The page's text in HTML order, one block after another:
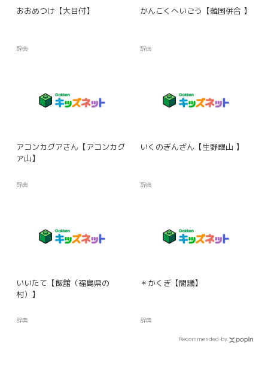
おおめつけ【大目付】
辞典
かんこくへいごう【韓国併合 】
辞典
アコンカグアさん【アコンカグ
ア山】
辞典
いくのぎんざん【生野銀山 】
辞典
いいたて【飯舘（福島県の
村）】
辞典
＊かくぎ【閣議】
辞典
Recommended by